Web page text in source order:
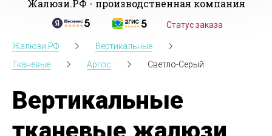
Жалюзи.РФ - производственная компания
Статус заказа
Жалюзи.РФ
Вертикальные
Тканевые
Аргос Светло-Серый
Вертикальные